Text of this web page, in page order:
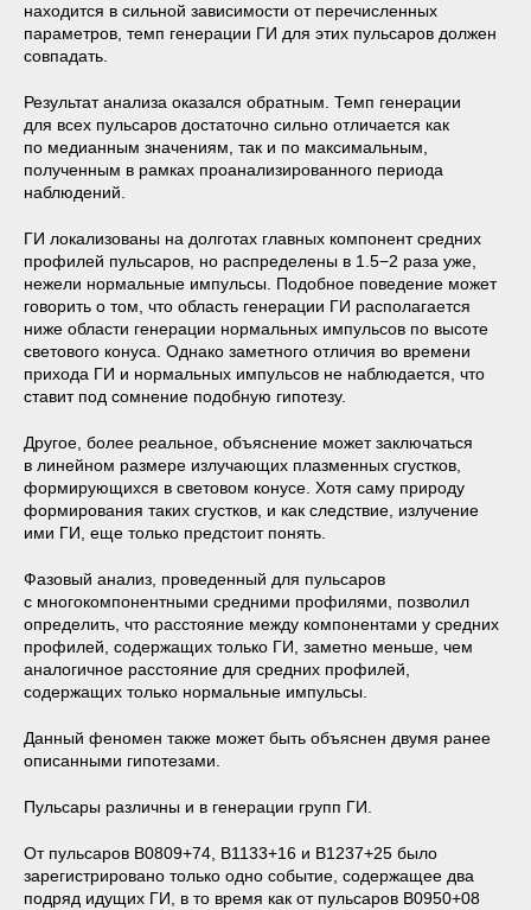
находится в сильной зависимости от перечисленных
параметров, темп генерации ГИ для этих пульсаров должен
совпадать.
Результат анализа оказался обратным. Темп генерации
для всех пульсаров достаточно сильно отличается как
по медианным значениям, так и по максимальным,
полученным в рамках проанализированного периода
наблюдений.
ГИ локализованы на долготах главных компонент средних
профилей пульсаров, но распределены в 1.5−2 раза уже,
нежели нормальные импульсы. Подобное поведение может
говорить о том, что область генерации ГИ располагается
ниже области генерации нормальных импульсов по высоте
светового конуса. Однако заметного отличия во времени
прихода ГИ и нормальных импульсов не наблюдается, что
ставит под сомнение подобную гипотезу.
Другое, более реальное, объяснение может заключаться
в линейном размере излучающих плазменных сгустков,
формирующихся в световом конусе. Хотя саму природу
формирования таких сгустков, и как следствие, излучение
ими ГИ, еще только предстоит понять.
Фазовый анализ, проведенный для пульсаров
с многокомпонентными средними профилями, позволил
определить, что расстояние между компонентами у средних
профилей, содержащих только ГИ, заметно меньше, чем
аналогичное расстояние для средних профилей,
содержащих только нормальные импульсы.
Данный феномен также может быть объяснен двумя ранее
описанными гипотезами.
Пульсары различны и в генерации групп ГИ.
От пульсаров B0809+74, B1133+16 и B1237+25 было
зарегистрировано только одно событие, содержащее два
подряд идущих ГИ, в то время как от пульсаров B0950+08